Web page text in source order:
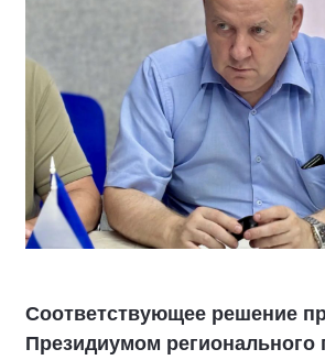
Соответствующее решение
Президиумом регионального